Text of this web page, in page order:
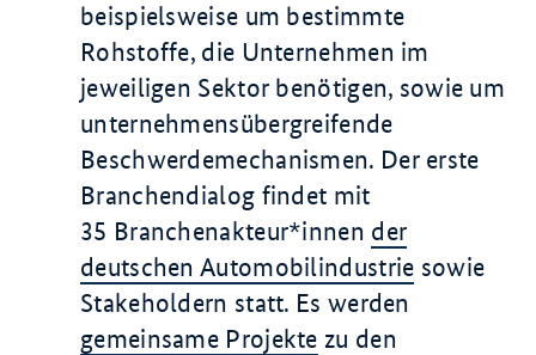
beispielsweise um bestimmte
Rohstoffe, die Unternehmen im
jeweiligen Sektor benötigen, sowie um
unternehmensübergreifende
Beschwerdemechanismen. Der erste
Branchendialog findet mit
35 Branchenakteur*innen der
deutschen Automobilindustrie sowie
Stakeholdern statt. Es werden
gemeinsame Projekte zu den